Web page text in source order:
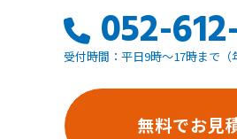
052-
受付時間：平日9時〜17時まで（
無料でお見